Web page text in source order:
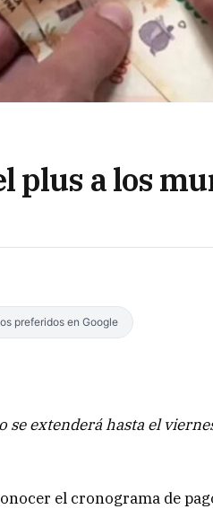
plus a los
preferidos en Google
extenderá hasta el
el cronograma de